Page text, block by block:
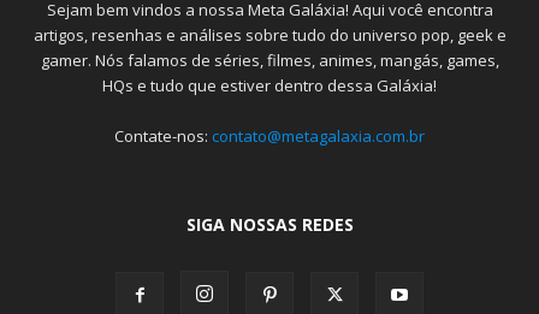
Sejam bem vindos a nossa Meta Galáxia! Aqui você encontra
artigos, resenhas e análises sobre tudo do universo pop, geek e
gamer. Nós falamos de séries, filmes, animes, mangás, games,
HQs e tudo que estiver dentro dessa Galáxia!
Contate-nos: contato@metagalaxia.com.br
SIGA NOSSAS REDES